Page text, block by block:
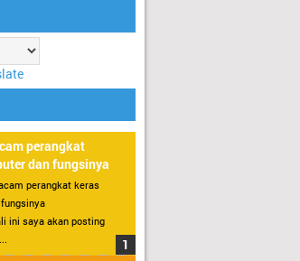
perangkat
dan fungsinya
perangkat keras
ini saya akan posting